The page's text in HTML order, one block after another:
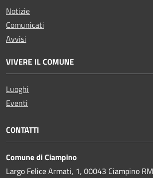
Notizie
Comunicati
Avvisi
VIVERE IL COMUNE
Luoghi
Eventi
CONTATTI
Comune di Ciampino
Largo Felice Armati, 1, 00043 Ciampino RM